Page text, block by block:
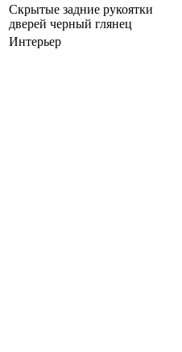
Скрытые задние рукоятки
дверей черный глянец
Интерьер